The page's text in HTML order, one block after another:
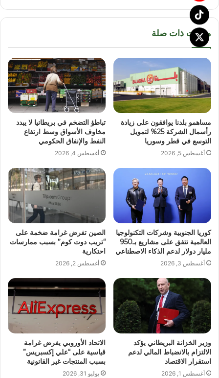
مقالات ذات صلة
مساهمو بلدنا يوافقون على زيادة
رأسمال الشركة 25% لتمويل
التوسع في قطر وسوريا
أغسطس 5, 2026
تباطؤ التضخم في بريطانيا لا يبدد
مخاوف الأسواق وسط ارتفاع
النفط والإنفاق الحكومي
أغسطس 4, 2026
كوريا الجنوبية وشركات التكنولوجيا
العالمية تتفق على مشاريع بـ950
مليار دولار لدعم الذكاء الاصطناعي
أغسطس 3, 2026
الصين تفرض غرامة ضخمة على
“تريب دوت كوم” بسبب ممارسات
احتكارية
أغسطس 2, 2026
وزير الخزانة البريطاني يؤكد
الالتزام بالانضباط المالي لدعم
استقرار الاقتصاد
أغسطس 1, 2026
الاتحاد الأوروبي يفرض غرامة
قياسية على “علي إكسبريس”
بسبب المنتجات غير القانونية
يوليو 31, 2026